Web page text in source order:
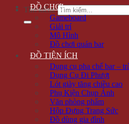
Tìm kiếm:
ĐỒ CHƠI
Gameboard
Giải trí
Mô Hình
Đồ chơi quán bar
ĐỒ TIỆN ÍCH
Dụng cụ pha chế bar –
Dụng Cụ Đi Phượt
Lót giày tăng chiều cao
Phụ Kiện Chụp Ảnh
Văn phòng phẩm
Hộp Đựng Trang Sức
Đồ dùng gia đình